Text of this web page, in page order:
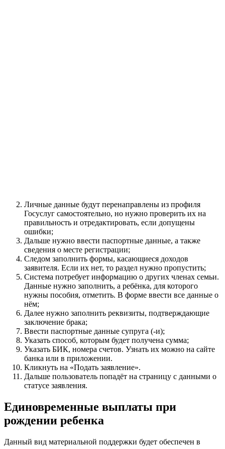
Личные данные будут перенаправлены из профиля
Госуслуг самостоятельно, но нужно проверить их на
правильность и отредактировать, если допущены
ошибки;
Дальше нужно ввести паспортные данные, а также
сведения о месте регистрации;
Следом заполнить формы, касающиеся доходов
заявителя. Если их нет, то раздел нужно пропустить;
Система потребует информацию о других членах семьи.
Данные нужно заполнить, а ребёнка, для которого
нужны пособия, отметить. В форме ввести все данные о
нём;
Далее нужно заполнить реквизиты, подтверждающие
заключение брака;
Ввести паспортные данные супруга (-и);
Указать способ, которым будет получена сумма;
Указать БИК, номера счетов. Узнать их можно на сайте
банка или в приложении.
Кликнуть на «Подать заявление».
Дальше пользователь попадёт на страницу с данными о
статусе заявления.
Единовременные выплаты при
рождении ребенка
Данный вид материальной поддержки будет обеспечен в